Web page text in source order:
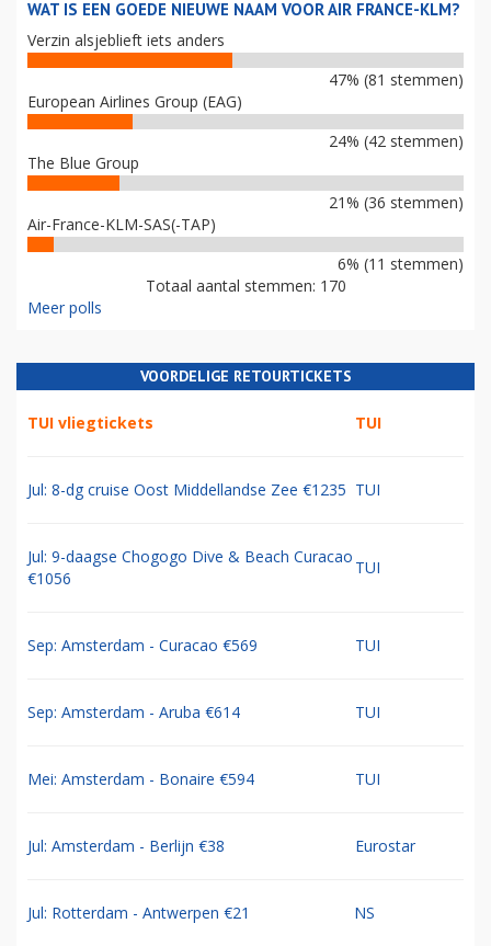
WAT IS EEN GOEDE NIEUWE NAAM VOOR AIR FRANCE-KLM?
Verzin alsjeblieft iets anders
47% (81 stemmen)
European Airlines Group (EAG)
24% (42 stemmen)
The Blue Group
21% (36 stemmen)
Air-France-KLM-SAS(-TAP)
6% (11 stemmen)
Totaal aantal stemmen: 170
Meer polls
VOORDELIGE RETOURTICKETS
TUI vliegtickets TUI
Jul: 8-dg cruise Oost Middellandse Zee €1235 TUI
Jul: 9-daagse Chogogo Dive & Beach Curacao
€1056
TUI
Sep: Amsterdam - Curacao €569 TUI
Sep: Amsterdam - Aruba €614 TUI
Mei: Amsterdam - Bonaire €594 TUI
Jul: Amsterdam - Berlijn €38 Eurostar
Jul: Rotterdam - Antwerpen €21 NS